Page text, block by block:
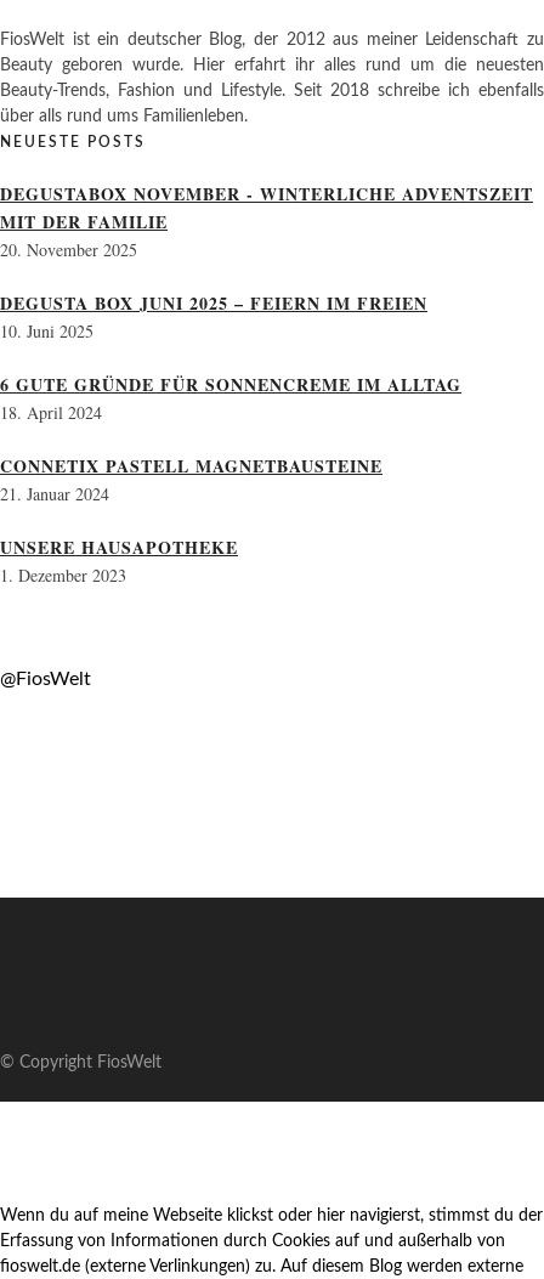
FiosWelt ist ein deutscher Blog, der 2012 aus meiner Leidenschaft zu
Beauty geboren wurde. Hier erfahrt ihr alles rund um die neuesten
Beauty-Trends, Fashion und Lifestyle. Seit 2018 schreibe ich ebenfalls
über alls rund ums Familienleben.
NEUESTE POSTS
DEGUSTABOX NOVEMBER - WINTERLICHE ADVENTSZEIT
MIT DER FAMILIE
20. November 2025
DEGUSTA BOX JUNI 2025 – FEIERN IM FREIEN
10. Juni 2025
6 GUTE GRÜNDE FÜR SONNENCREME IM ALLTAG
18. April 2024
CONNETIX PASTELL MAGNETBAUSTEINE
21. Januar 2024
UNSERE HAUSAPOTHEKE
1. Dezember 2023
@FiosWelt
© Copyright FiosWelt
Wenn du auf meine Webseite klickst oder hier navigierst, stimmst du der
Erfassung von Informationen durch Cookies auf und außerhalb von
fioswelt.de (externe Verlinkungen) zu. Auf diesem Blog werden externe